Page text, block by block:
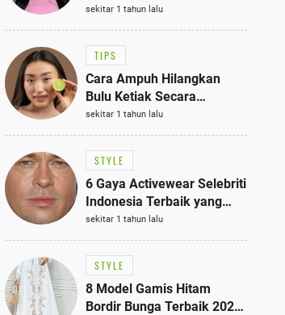
Tahun di Panti Asuhan,
Terlihat Anggun dengan
Kaftan Cokelat
sekitar 1 tahun lalu
TIPS
Cara Ampuh Hilangkan
Bulu Ketiak Secara
Permanen dalam 5
Langkah Sederhana
sekitar 1 tahun lalu
STYLE
6 Gaya Activewear Selebriti
Indonesia Terbaik yang
Bisa Jadi Inspirasi
Fashionmu
sekitar 1 tahun lalu
STYLE
8 Model Gamis Hitam
Bordir Bunga Terbaik 2025,